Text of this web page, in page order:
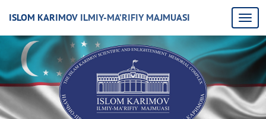
ISLOM KARIMOV ILMIY-MA’RIFIY MAJMUASI